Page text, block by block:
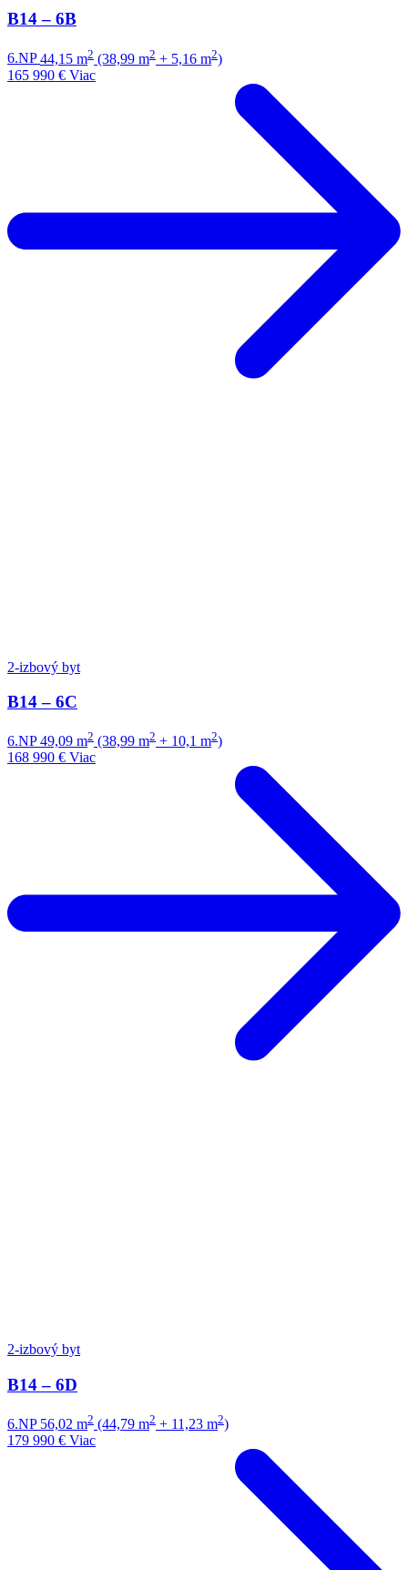
B14 – 6B
6.NP 44,15 m2 (38,99 m2 + 5,16 m2)
165 990 € Viac
2-izbový byt
B14 – 6C
6.NP 49,09 m2 (38,99 m2 + 10,1 m2)
168 990 € Viac
2-izbový byt
B14 – 6D
6.NP 56,02 m2 (44,79 m2 + 11,23 m2)
179 990 € Viac